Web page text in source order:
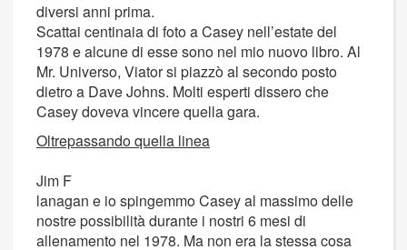
diversi anni prima.
Scattai centinaia di foto a Casey nell’estate del
1978 e alcune di esse sono nel mio nuovo libro. Al
Mr. Universo, Viator si piazzò al secondo posto
dietro a Dave Johns. Molti esperti dissero che
Casey doveva vincere quella gara.
Oltrepassando quella linea
Jim F
lanagan e io spingemmo Casey al massimo delle
nostre possibilità durante i nostri 6 mesi di
allenamento nel 1978. Ma non era la stessa cosa